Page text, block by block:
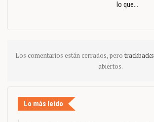
lo que…
Los comentarios están cerrados, pero trackbacks
abiertos.
Lo más leído